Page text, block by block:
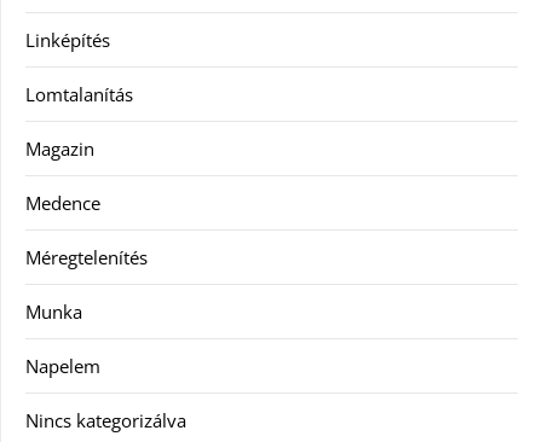
Linképítés
Lomtalanítás
Magazin
Medence
Méregtelenítés
Munka
Napelem
Nincs kategorizálva